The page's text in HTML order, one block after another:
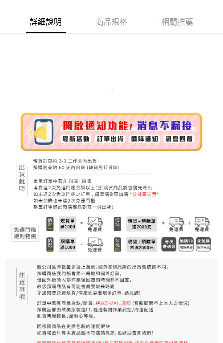
街口支付
全家取貨付款
每筆NT$80，滿NT$999(含以上)免運費
每筆NT$80，滿NT$999(含以上)免運費
7-11取貨付款
每筆NT$80，滿NT$999(含以上)免運費
7-11純取貨 (先付款
每筆NT$80，滿NT$999(含以上)免運費
每筆NT$100，滿NT$999(含以上)免運費
離島宅配（澎湖、金門、馬祖、小琉球）
每筆NT$250，滿NT$3,000(含以上)免運費
付款後門市自取
詳細說明 商品規格 相關推薦
--